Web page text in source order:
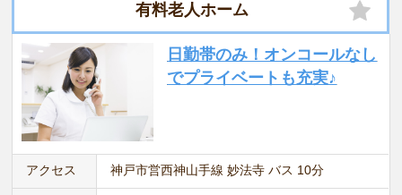
有料老人ホーム
日勤帯のみ！オンコールなし
でプライベートも充実♪
アクセス 神戸市営西神山手線 妙法寺 バス 10分